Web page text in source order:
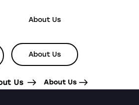
About Us
About Us
Us About Us